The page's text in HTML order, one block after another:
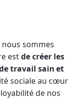
sommes
estde créer les
travail sain et
sociale au cœur
de nos